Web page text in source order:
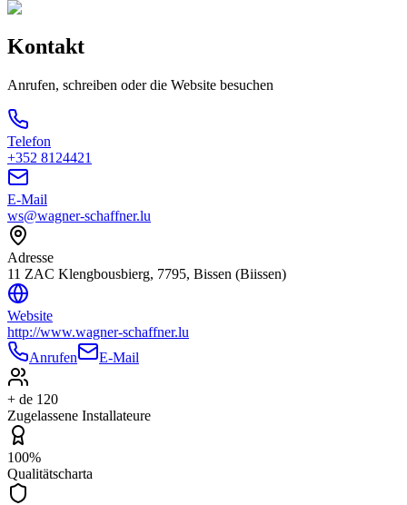
Kontakt
Anrufen, schreiben oder die Website besuchen
Telefon
+352 8124421
E-Mail
ws@wagner-schaffner.lu
Adresse
11 ZAC Klengbousbierg, 7795, Bissen (Biissen)
Website
http://www.wagner-schaffner.lu
Anrufen
E-Mail
+ de 120
Zugelassene Installateure
100%
Qualitätscharta